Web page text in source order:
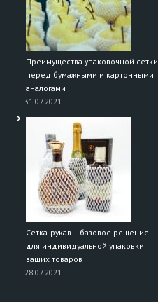
Преимущества упаковочной сетки
перед бумажными и картонными
аналогами
31.07.2021
Сетка-рукав – базовое решение
для индивидуальной упаковки
ваших товаров
28.07.2021